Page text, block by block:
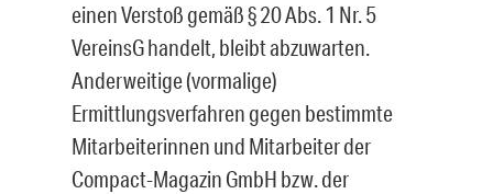
einen Verstoß gemäß § 20 Abs. 1 Nr. 5
VereinsG handelt, bleibt abzuwarten.
Anderweitige (vormalige)
Ermittlungsverfahren gegen bestimmte
Mitarbeiterinnen und Mitarbeiter der
Compact-Magazin GmbH bzw. der